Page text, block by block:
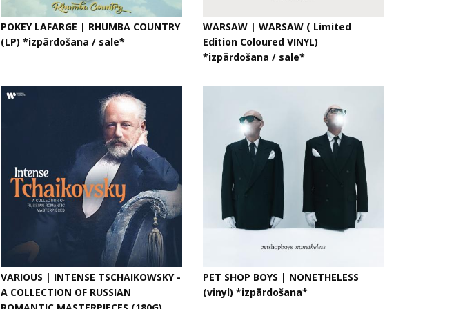
POKEY LAFARGE | RHUMBA COUNTRY
(LP) *izpārdošana / sale*
WARSAW | WARSAW ( Limited
Edition Coloured VINYL)
*izpārdošana / sale*
VARIOUS | INTENSE TSCHAIKOWSKY -
A COLLECTION OF RUSSIAN
PET SHOP BOYS | NONETHELESS
(vinyl) *izpārdošana*